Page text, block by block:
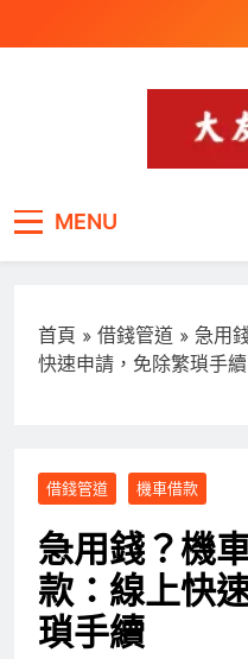
to
辦汽
電借
MENU
首頁 » 借錢管道 » 急用
快速申請，免除繁瑣手續
借錢管道 機車借款
急用錢？機
款：線上快
瑣手續